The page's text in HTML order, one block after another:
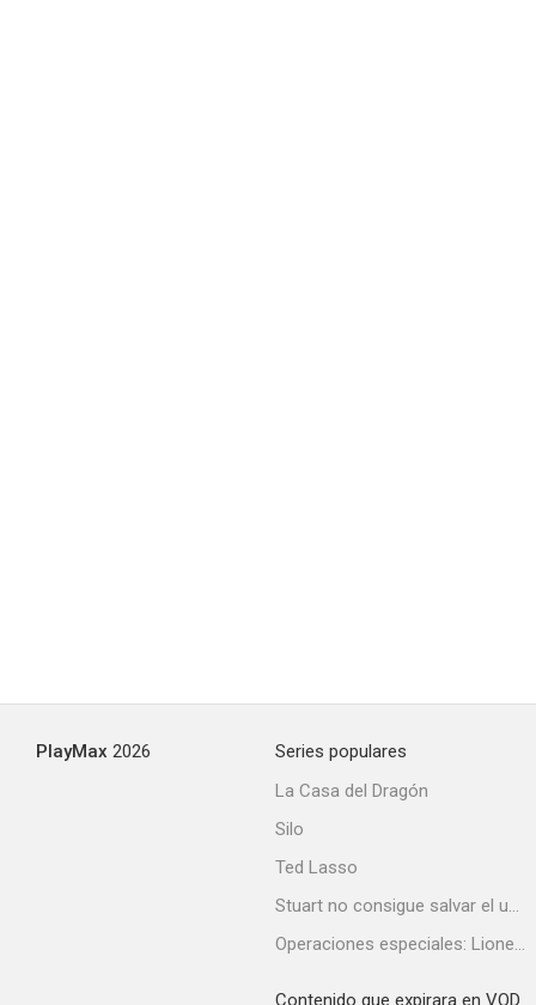
PlayMax 2026
Series populares
La Casa del Dragón
Silo
Ted Lasso
Stuart no consigue salvar el universo
Operaciones especiales: Lioness
Contenido que expirara en VOD